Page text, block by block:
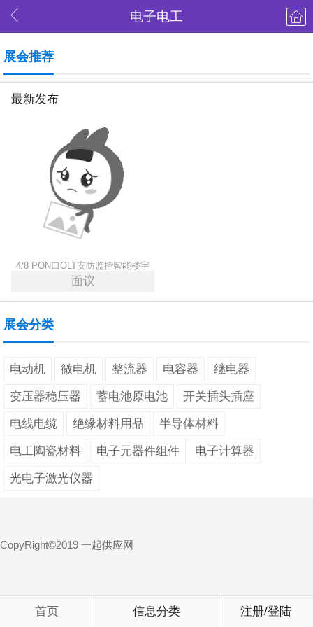
电子电工
展会推荐
最新发布
4/8 PON口OLT安防监控智能楼宇
面议
展会分类
电动机 微电机 整流器 电容器 继电器
变压器稳压器 蓄电池原电池 开关插头插座
电线电缆 绝缘材料用品 半导体材料
电工陶瓷材料 电子元器件组件 电子计算器
光电子激光仪器
首页 信息分类 注册/登陆
CopyRight©2019 一起供应网